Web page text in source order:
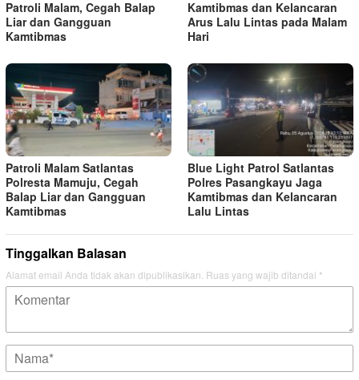
Patroli Malam, Cegah Balap
Liar dan Gangguan
Kamtibmas
Kamtibmas dan Kelancaran
Arus Lalu Lintas pada Malam
Hari
Patroli Malam Satlantas
Polresta Mamuju, Cegah
Balap Liar dan Gangguan
Kamtibmas
Blue Light Patrol Satlantas
Polres Pasangkayu Jaga
Kamtibmas dan Kelancaran
Lalu Lintas
Tinggalkan Balasan
Alamat email Anda tidak akan dipublikasikan. Ruas yang wajib ditandai *